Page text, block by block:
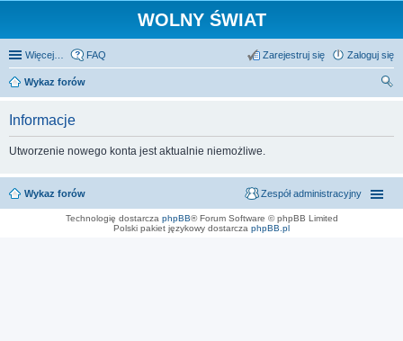
WOLNY ŚWIAT
Więcej… FAQ Zaloguj się
Zarejestruj się
Wykaz forów
Informacje
Utworzenie nowego konta jest aktualnie niemożliwe.
Wykaz forów Zespół administracyjny
Technologię dostarcza phpBB® Forum Software © phpBB Limited
Polski pakiet językowy dostarcza phpBB.pl